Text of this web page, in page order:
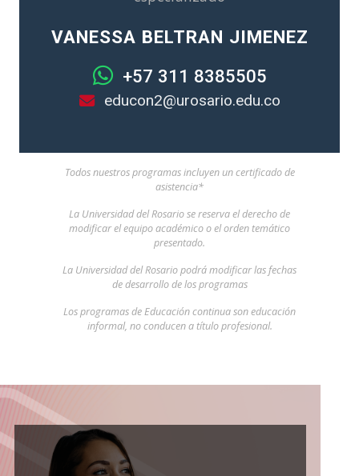
VANESSA BELTRAN JIMENEZ
+57 311 8385505
educon2@urosario.edu.co
Todos nuestros programas incluyen un certificado de
asistencia*
La Universidad del Rosario se reserva el derecho de
modificar el equipo académico o el orden temático
presentado.
La Universidad del Rosario podrá modificar las fechas
de desarrollo de los programas
Los programas de Educación continua son educación
informal, no conducen a título profesional.